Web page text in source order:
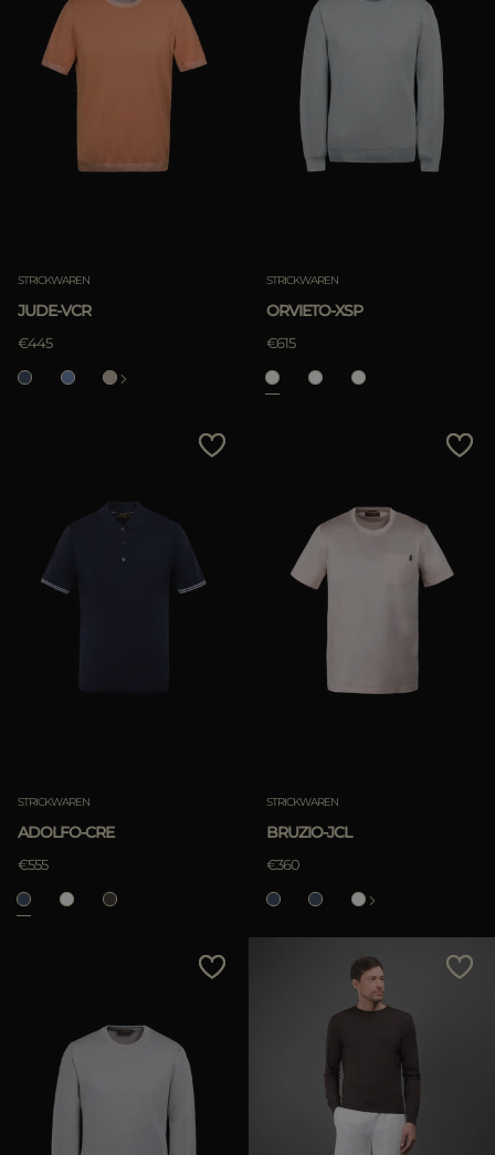
STRICKWAREN
JUDE-VCR
€445
STRICKWAREN
ORVIETO-XSP
€615
STRICKWAREN
ADOLFO-CRE
€555
STRICKWAREN
BRUZIO-JCL
€360